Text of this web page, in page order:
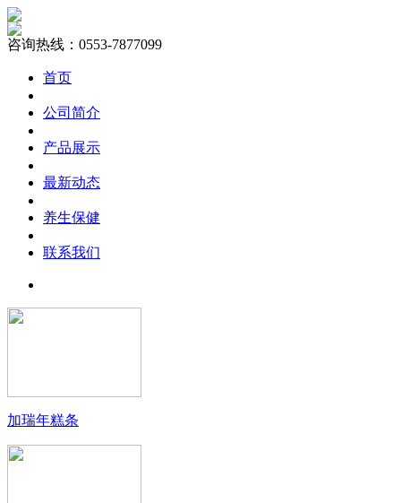
咨询热线：0553-7877099
首页
公司简介
产品展示
最新动态
养生保健
联系我们
加瑞年糕条